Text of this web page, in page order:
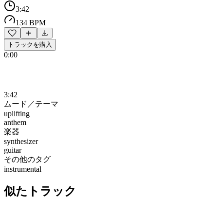
3:42
134 BPM
トラックを購入
0:00
3:42
ムード／テーマ
uplifting
anthem
楽器
synthesizer
guitar
その他のタグ
instrumental
似たトラック